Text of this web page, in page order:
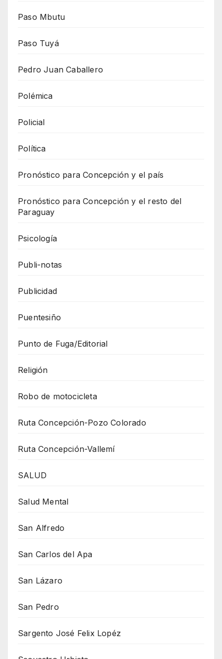
Paso Mbutu
Paso Tuyá
Pedro Juan Caballero
Polémica
Policial
Política
Pronóstico para Concepción y el país
Pronóstico para Concepción y el resto del
Paraguay
Psicología
Publi-notas
Publicidad
Puentesiño
Punto de Fuga/Editorial
Religión
Robo de motocicleta
Ruta Concepción-Pozo Colorado
Ruta Concepción-Vallemí
SALUD
Salud Mental
San Alfredo
San Carlos del Apa
San Lázaro
San Pedro
Sargento José Felix Lopéz